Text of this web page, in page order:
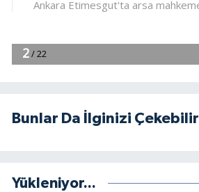
Bunlar Da İlginizi Çekebilir
Yükleniyor...